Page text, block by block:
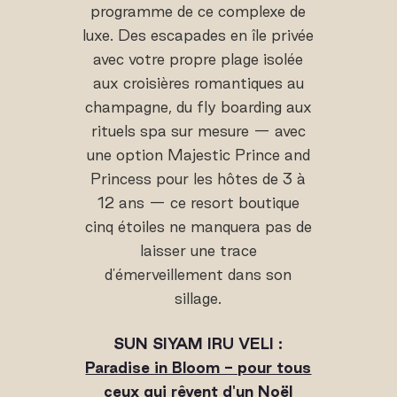
programme de ce complexe de
luxe. Des escapades en île privée
avec votre propre plage isolée
aux croisières romantiques au
champagne, du fly boarding aux
rituels spa sur mesure — avec
une option Majestic Prince and
Princess pour les hôtes de 3 à
12 ans — ce resort boutique
cinq étoiles ne manquera pas de
laisser une trace
d'émerveillement dans son
sillage.
SUN SIYAM IRU VELI :
Paradise in Bloom - pour tous
ceux qui rêvent d'un Noël